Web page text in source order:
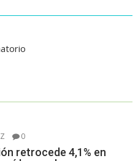
0
retrocede 4,1% en